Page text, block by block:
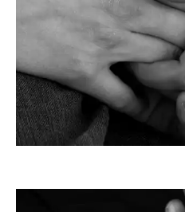
Sokaeiko